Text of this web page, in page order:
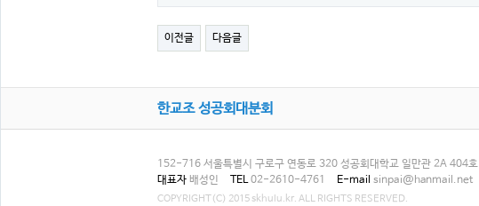
이전글 다음글
한교조 성공회대분회
152-716 서울특별시 구로구 연동로 320 성공회대학교 일만관 2A 404호
대표자 배성인 TEL02-2610-4761 E-mail sinpai@hanmail.net
COPYRIGHT(C) 2015 skhulu.kr. ALL RIGHTS RESERVED.